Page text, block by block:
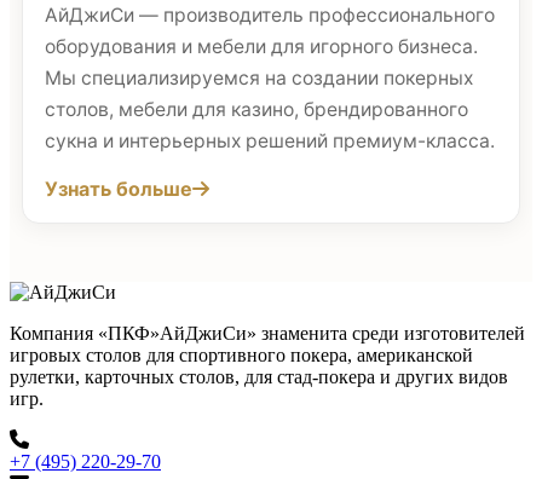
АйДжиСи — производитель профессионального
оборудования и мебели для игорного бизнеса.
Мы специализируемся на создании покерных
столов, мебели для казино, брендированного
сукна и интерьерных решений премиум-класса.
Узнать больше
Компания «ПКФ»АйДжиСи» знаменита среди изготовителей
игровых столов для спортивного покера, американской
рулетки, карточных столов, для стад-покера и других видов
игр.
+7 (495) 220-29-70